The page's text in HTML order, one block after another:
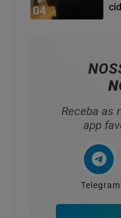
04
Receba as
app
Telegram